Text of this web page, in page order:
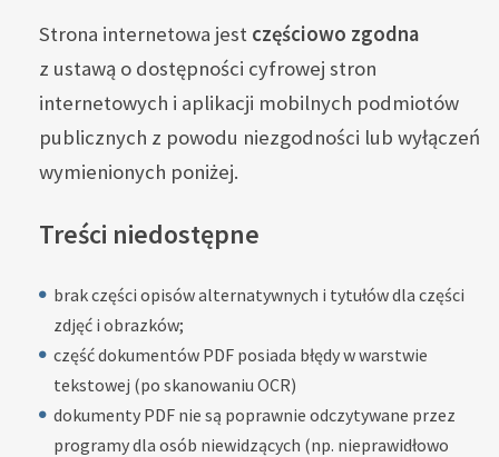
Strona internetowa jest częściowo zgodna
z ustawą o dostępności cyfrowej stron
internetowych i aplikacji mobilnych podmiotów
publicznych z powodu niezgodności lub wyłączeń
wymienionych poniżej.
Treści niedostępne
brak części opisów alternatywnych i tytułów dla części
zdjęć i obrazków;
część dokumentów PDF posiada błędy w warstwie
tekstowej (po skanowaniu OCR)
dokumenty PDF nie są poprawnie odczytywane przez
programy dla osób niewidzących (np. nieprawidłowo